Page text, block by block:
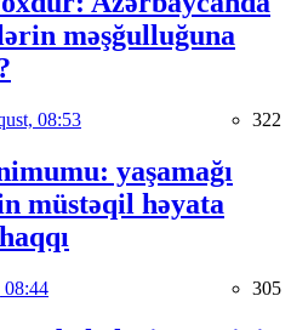
məşğulluğuna
08:53 322
yaşamağı
müstəqil həyata
08:44 305